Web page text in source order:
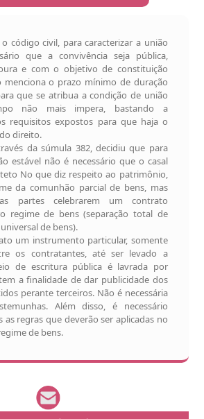
código civil, para caracterizar a união
que a convivência seja pública,
e com o objetivo de constituição
menciona o prazo mínimo de duração
que se atribua a condição de união
não mais impera, bastando a
requisitos expostos para que haja o
direito.
da súmula 382, decidiu que para
estável não é necessário que o casal
No que diz respeito ao patrimônio,
da comunhão parcial de bens, mas
partes celebrarem um contrato
regime de bens (separação total de
de bens).
um instrumento particular, somente
os contratantes, até ser levado a
de escritura pública é lavrada por
a finalidade de dar publicidade dos
perante terceiros. Não é necessária
Além disso, é necessário
as regras que deverão ser aplicadas no
de bens.